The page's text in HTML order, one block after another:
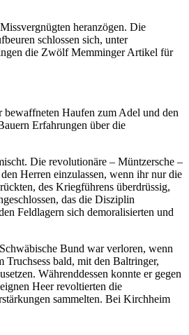
heranzögen. Die
schlossen sich, unter
die Zwölf Memminger Artikel für
Haufen zum Adel und den
Erfahrungen über die
Die revolutionäre – Müntzersche –
Herren einzulassen, wenn ihr nur die
des Kriegführens überdrüssig,
das die Disziplin
Feldlagern sich demoralisierten und
Bund war verloren, wenn
Truchsess bald, mit den Baltringer,
Währenddessen konnte er gegen
Heer revoltierten die
sammelten. Bei Kirchheim